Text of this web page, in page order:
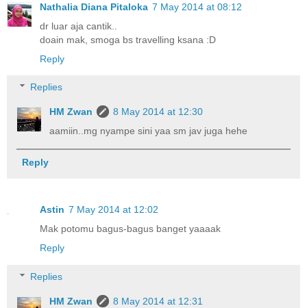
Nathalia Diana Pitaloka 7 May 2014 at 08:12
dr luar aja cantik..
doain mak, smoga bs travelling ksana :D
Reply
Replies
HM Zwan
8 May 2014 at 12:30
aamiin..mg nyampe sini yaa sm jav juga hehe
Reply
Astin 7 May 2014 at 12:02
Mak potomu bagus-bagus banget yaaaak
Reply
Replies
HM Zwan
8 May 2014 at 12:31